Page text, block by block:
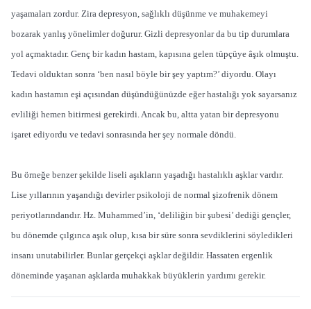
yaşamaları zordur. Zira depresyon, sağlıklı düşünme ve muhakemeyi
bozarak yanlış yönelimler doğurur. Gizli depresyonlar da bu tip durumlara
yol açmaktadır. Genç bir kadın hastam, kapısına gelen tüpçüye âşık olmuştu.
Tedavi olduktan sonra ‘ben nasıl böyle bir şey yaptım?’ diyordu. Olayı
kadın hastamın eşi açısından düşündüğünüzde eğer hastalığı yok sayarsanız
evliliği hemen bitirmesi gerekirdi. Ancak bu, altta yatan bir depresyonu
işaret ediyordu ve tedavi sonrasında her şey normale döndü.
Bu örneğe benzer şekilde liseli aşıkların yaşadığı hastalıklı aşklar vardır.
Lise yıllarının yaşandığı devirler psikoloji de normal şizofrenik dönem
periyotlarındandır. Hz. Muhammed’in, ‘deliliğin bir şubesi’ dediği gençler,
bu dönemde çılgınca aşık olup, kısa bir süre sonra sevdiklerini söyledikleri
insanı unutabilirler. Bunlar gerçekçi aşklar değildir. Hassaten ergenlik
döneminde yaşanan aşklarda muhakkak büyüklerin yardımı gerekir.